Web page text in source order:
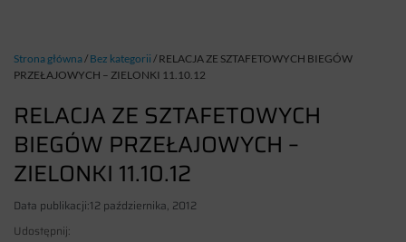
Strona główna/ Bez kategorii / RELACJA ZE SZTAFETOWYCH BIEGÓW
PRZEŁAJOWYCH – ZIELONKI 11.10.12
RELACJA ZE SZTAFETOWYCH
BIEGÓW PRZEŁAJOWYCH –
ZIELONKI 11.10.12
Data publikacji:12 października, 2012
Udostępnij: